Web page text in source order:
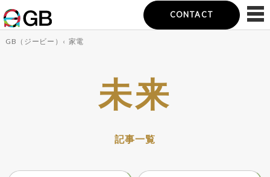
CONTACT
GB（ジービー） ‹ 家電
未来
記事一覧